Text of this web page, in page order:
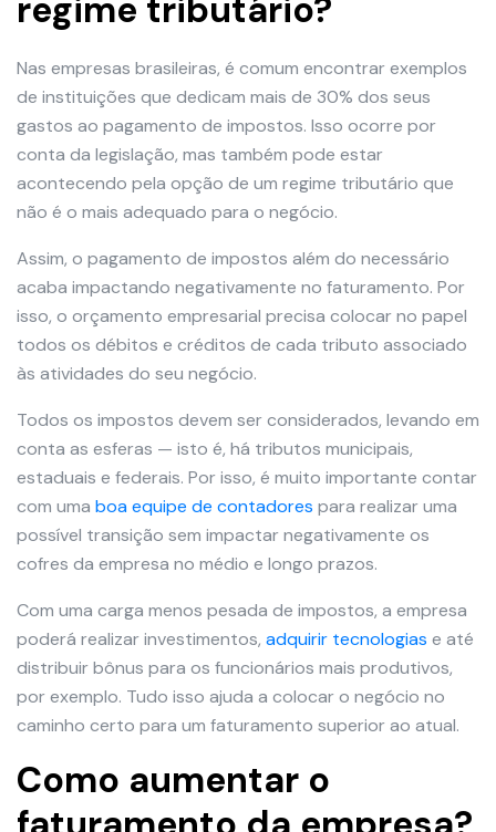
regime tributário?
Nas empresas brasileiras, é comum encontrar exemplos
de instituições que dedicam mais de 30% dos seus
gastos ao pagamento de impostos. Isso ocorre por
conta da legislação, mas também pode estar
acontecendo pela opção de um regime tributário que
não é o mais adequado para o negócio.
Assim, o pagamento de impostos além do necessário
acaba impactando negativamente no faturamento. Por
isso, o orçamento empresarial precisa colocar no papel
todos os débitos e créditos de cada tributo associado
às atividades do seu negócio.
Todos os impostos devem ser considerados, levando em
conta as esferas — isto é, há tributos municipais,
estaduais e federais. Por isso, é muito importante contar
com uma boa equipe de contadores para realizar uma
possível transição sem impactar negativamente os
cofres da empresa no médio e longo prazos.
Com uma carga menos pesada de impostos, a empresa
poderá realizar investimentos, adquirir tecnologias e até
distribuir bônus para os funcionários mais produtivos,
por exemplo. Tudo isso ajuda a colocar o negócio no
caminho certo para um faturamento superior ao atual.
Como aumentar o